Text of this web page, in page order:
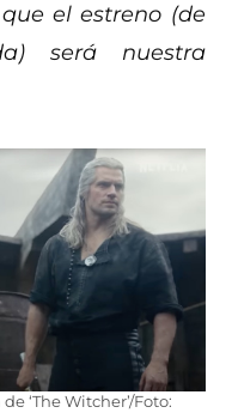
el estreno (de
será nuestra
‘The Witcher’/Foto: